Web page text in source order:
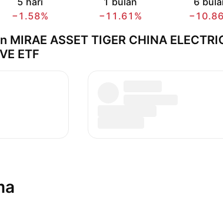
−1.58%
−11.61%
ASSET TIGER CHINA
ETF